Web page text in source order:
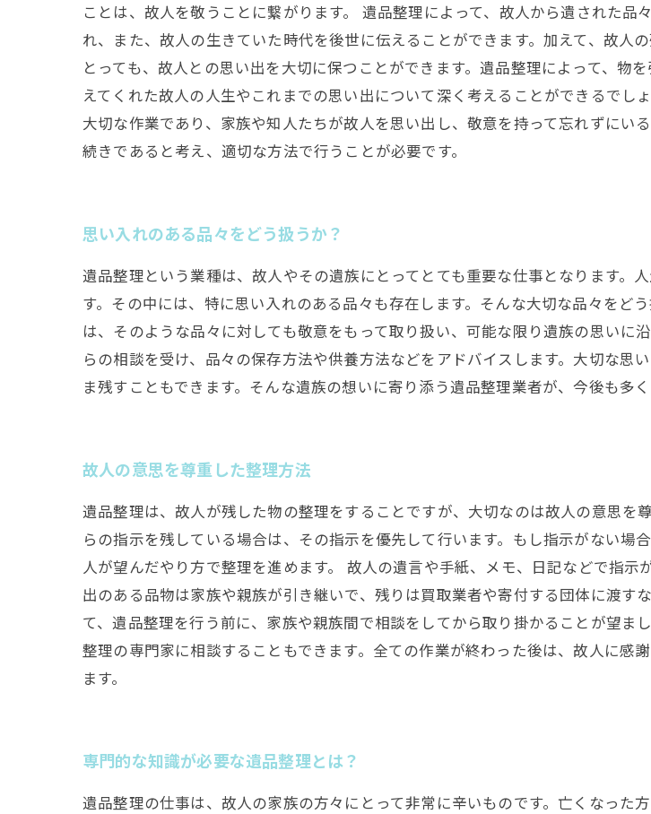
ことは、故人を敬うことに繋がります。 遺品整理によって、故人から遺された
れ、また、故人の生きていた時代を後世に伝えることができます。加えて、故人
とっても、故人との思い出を大切に保つことができます。遺品整理によって、物
えてくれた故人の人生やこれまでの思い出について深く考えることができるでし
大切な作業であり、家族や知人たちが故人を思い出し、敬意を持って忘れずにい
続きであると考え、適切な方法で行うことが必要です。
思い入れのある品々をどう扱うか？
遺品整理という業種は、故人やその遺族にとってとても重要な仕事となります。
す。その中には、特に思い入れのある品々も存在します。そんな大切な品々をど
は、そのような品々に対しても敬意をもって取り扱い、可能な限り遺族の思い
らの相談を受け、品々の保存方法や供養方法などをアドバイスします。大切な思
ま残すこともできます。そんな遺族の想いに寄り添う遺品整理業者が、今後も多
故人の意思を尊重した整理方法
遺品整理は、故人が残した物の整理をすることですが、大切なのは故人の意思を
らの指示を残している場合は、その指示を優先して行います。もし指示がない
人が望んだやり方で整理を進めます。 故人の遺言や手紙、メモ、日記などで指
出のある品物は家族や親族が引き継いで、残りは買取業者や寄付する団体に渡す
て、遺品整理を行う前に、家族や親族間で相談をしてから取り掛かることが望
整理の専門家に相談することもできます。全ての作業が終わった後は、故人に感
ます。
専門的な知識が必要な遺品整理とは？
遺品整理の仕事は、故人の家族の方々にとって非常に辛いものです。亡くなった